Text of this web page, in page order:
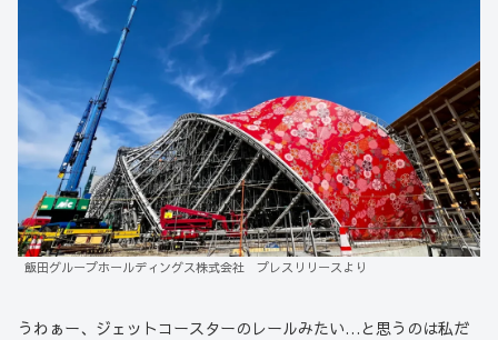
飯田グループホールディングス株式会社 プレスリリースより
うわぁー、ジェットコースターのレールみたい…と思うのは私だ